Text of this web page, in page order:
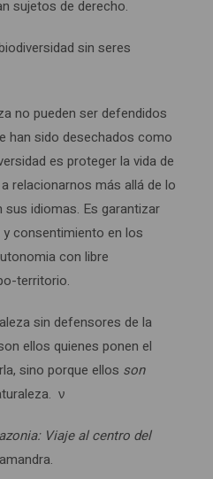
sujetos de derecho.
sin seres
no pueden ser defendidos
han sido desechados como
es proteger la vida de
relacionarnos más allá de lo
idiomas. Es garantizar
consentimiento en los
con libre
territorio.
sin defensores de la
ellos quienes ponen el
sino porque ellos son
ν
Viaje al centro del